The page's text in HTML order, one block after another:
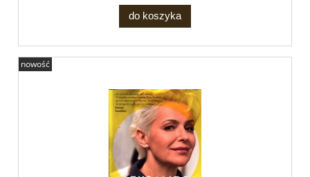
do koszyka
nowość